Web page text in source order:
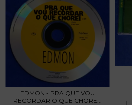
EDMON - PRA QUE VOU
RECORDAR O QUE CHORE...